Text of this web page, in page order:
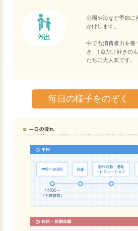
公園や海など季節に
かけします。
中でも消費者力を養
き、1点だけ好きの
たちに大人気です。
毎日の様子をのぞく